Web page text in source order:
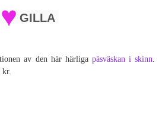
GILLA
av den här härliga päsväskan i skinn.
kr.